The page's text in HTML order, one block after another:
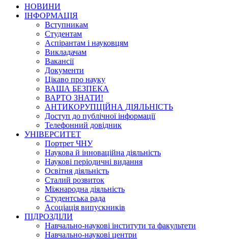
НОВИНИ
ІНФОРМАЦІЯ
Вступникам
Студентам
Аспірантам і науковцям
Викладачам
Вакансії
Документи
Цікаво про науку
ВАША БЕЗПЕКА
ВАРТО ЗНАТИ!
АНТИКОРУПЦІЙНА ДІЯЛЬНІСТЬ
Доступ до публічної інформації
Телефонний довідник
УНІВЕРСИТЕТ
Портрет ЧНУ
Наукова й інноваційна діяльність
Наукові періодичні видання
Освітня діяльність
Сталий розвиток
Міжнародна діяльність
Студентська рада
Асоціація випускників
ПІДРОЗДІЛИ
Навчально-наукові інститути та факультети
Навчально-наукові центри